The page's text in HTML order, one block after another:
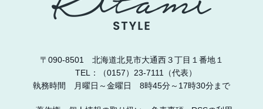
〒090-8501 北海道北見市大通西３丁目１番地１
TEL：（0157）23-7111（代表）
執務時間 月曜日～金曜日 8時45分～17時30分まで